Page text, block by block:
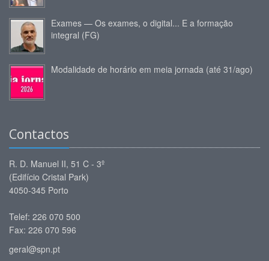
Exames — Os exames, o digital... E a formação
integral (FG)
Modalidade de horário em meia jornada (até 31/ago)
Contactos
R. D. Manuel II, 51 C - 3º
(Edifício Cristal Park)
4050-345 Porto
Telef: 226 070 500
Fax: 226 070 596
geral@spn.pt